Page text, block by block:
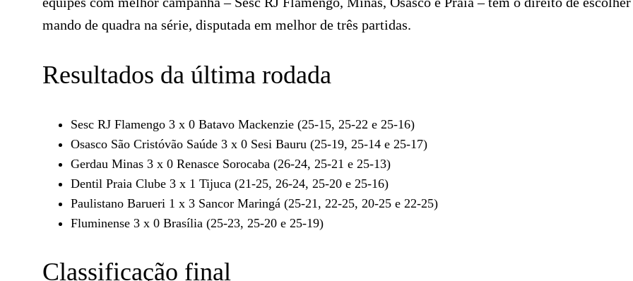
mando de quadra na série, disputada em melhor de três partidas.
Resultados da última rodada
Sesc RJ Flamengo 3 x 0 Batavo Mackenzie (25-15, 25-22 e 25-16)
Osasco São Cristóvão Saúde 3 x 0 Sesi Bauru (25-19, 25-14 e 25-17)
Gerdau Minas 3 x 0 Renasce Sorocaba (26-24, 25-21 e 25-13)
Dentil Praia Clube 3 x 1 Tijuca (21-25, 26-24, 25-20 e 25-16)
Paulistano Barueri 1 x 3 Sancor Maringá (25-21, 22-25, 20-25 e 22-25)
Fluminense 3 x 0 Brasília (25-23, 25-20 e 25-19)
Classificação final